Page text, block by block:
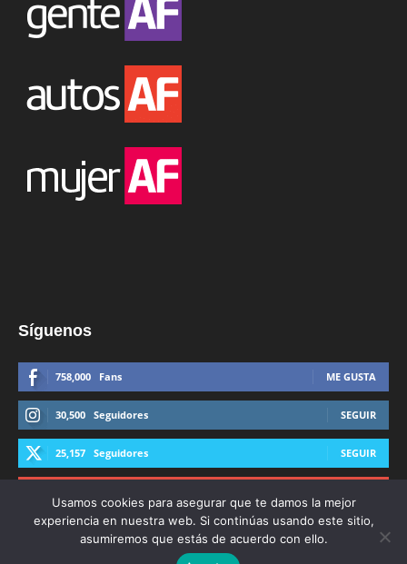
Síguenos
758,000 Fans ME GUSTA
30,500 Seguidores SEGUIR
25,157 Seguidores SEGUIR
Usamos cookies para asegurar que te damos la mejor
experiencia en nuestra web. Si continúas usando este sitio,
asumiremos que estás de acuerdo con ello.